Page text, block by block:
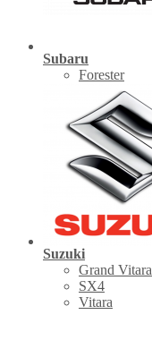
Subaru
Forester
Suzuki
Grand Vitara
SX4
Vitara